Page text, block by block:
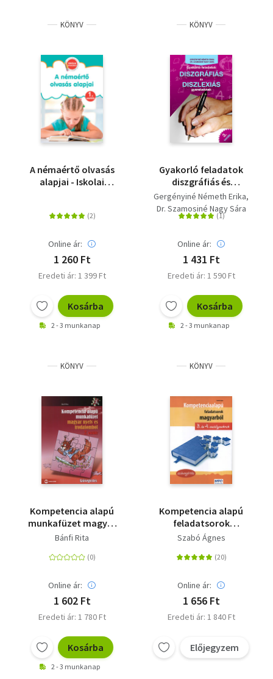
KÖNYV
A némaértő olvasás
alapjai - Iskolai
Online ár:
1 260 Ft
Eredeti ár: 1 399 Ft
Kosárba
2 - 3 munkanap
KÖNYV
Gyakorló feladatok
diszgráfiás és
diszlexiás gyerekeknek
3. osztály
Gergényiné Németh Erika
Dr. Szamosiné Nagy Sára
Online ár:
1 431 Ft
Eredeti ár: 1 590 Ft
Kosárba
2 - 3 munkanap
KÖNYV
Kompetencia alapú
munkafüzet magyar
nyelv és irodalomból
Szövegértés
Bánfi Rita
Online ár:
1 602 Ft
Eredeti ár: 1 780 Ft
Kosárba
2 - 3 munkanap
KÖNYV
Kompetencia alapú
feladatsorok
magyarból 3. és 4.
Szövegértés
Szabó Ágnes
Online ár:
1 656 Ft
Eredeti ár: 1 840 Ft
Előjegyzem